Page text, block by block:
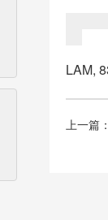
LAM,
上一篇：